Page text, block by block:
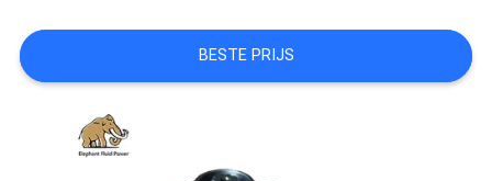
PRIVACY
POLICY
BESTE PRIJS